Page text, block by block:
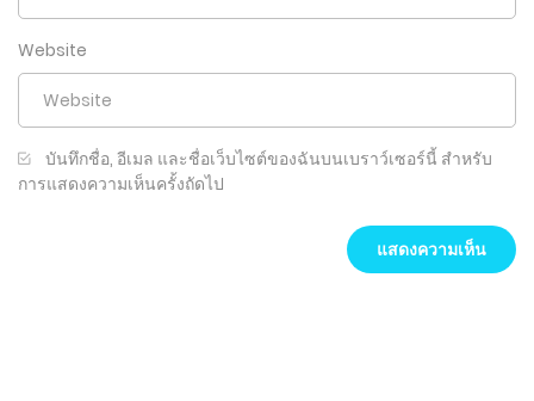
Website
บันทึกชื่อ, อีเมล และชื่อเว็บไซต์ของฉันบนเบราว์เซอร์นี้ สำหรับ
การแสดงความเห็นครั้งถัดไป